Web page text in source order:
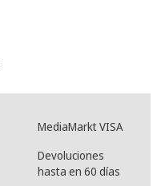
MediaMarkt VISA
Devoluciones
hasta en 60 días